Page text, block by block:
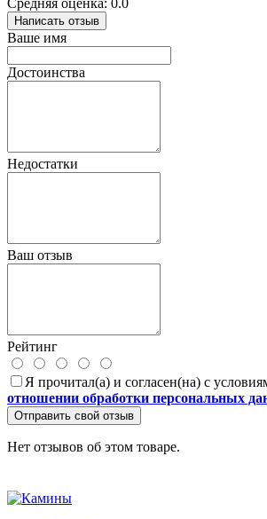
Написать отзыв
Ваше имя
Достоинства
Недостатки
Ваш отзыв
Рейтинг
Я прочитал(а) и согласен(на) с
отношении обработки персональных
Отправить свой отзыв
Нет отзывов об этом товаре.